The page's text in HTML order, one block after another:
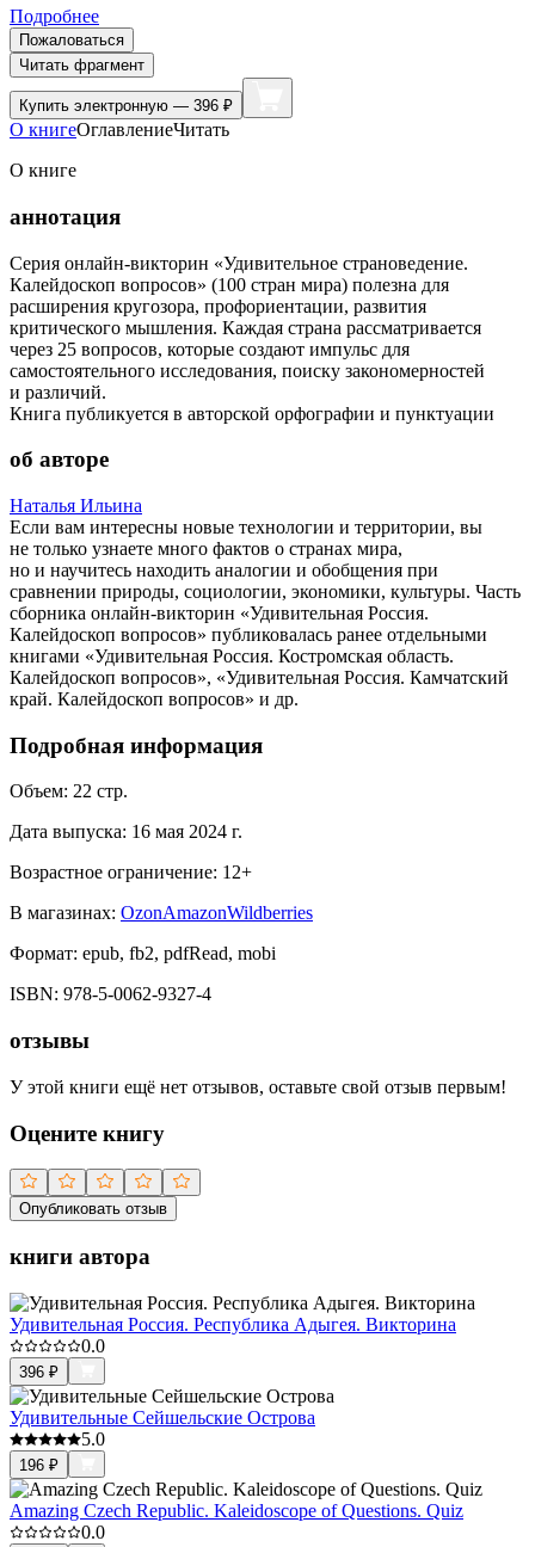
Подробнее
Пожаловаться
Читать фрагмент
Купить электронную — 396 ₽
О книгеОглавлениеЧитать
О книге
аннотация
Серия онлайн-викторин «Удивительное страноведение.
Калейдоскоп вопросов» (100 стран мира) полезна для
расширения кругозора, профориентации, развития
критического мышления. Каждая страна рассматривается
через 25 вопросов, которые создают импульс для
самостоятельного исследования, поиску закономерностей
и различий.
Книга публикуется в авторской орфографии и пунктуации
об авторе
Наталья Ильина
Если вам интересны новые технологии и территории, вы
не только узнаете много фактов о странах мира,
но и научитесь находить аналогии и обобщения при
сравнении природы, социологии, экономики, культуры. Часть
сборника онлайн-викторин «Удивительная Россия.
Калейдоскоп вопросов» публиковалась ранее отдельными
книгами «Удивительная Россия. Костромская область.
Калейдоскоп вопросов», «Удивительная Россия. Камчатский
край. Калейдоскоп вопросов» и др.
Подробная информация
Объем: 22 стр.
Дата выпуска: 16 мая 2024 г.
Возрастное ограничение: 12+
В магазинах: OzonAmazonWildberries
Формат: epub, fb2, pdfRead, mobi
ISBN: 978-5-0062-9327-4
отзывы
У этой книги ещё нет отзывов, оставьте свой отзыв первым!
Оцените книгу
Опубликовать отзыв
книги автора
Удивительная Россия. Республика Адыгея. Викторина
0.0
396 ₽
Удивительные Сейшельские Острова
5.0
196 ₽
Amazing Czech Republic. Kaleidoscope of Questions. Quiz
0.0